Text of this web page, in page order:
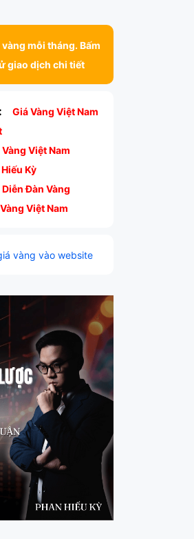
mỗi tháng. Bấm
giao dịch chi tiết
Giá Vàng Việt Nam
Vàng Việt Nam
Kỳ
Diễn Đàn Vàng
Việt Nam
vàng vào website